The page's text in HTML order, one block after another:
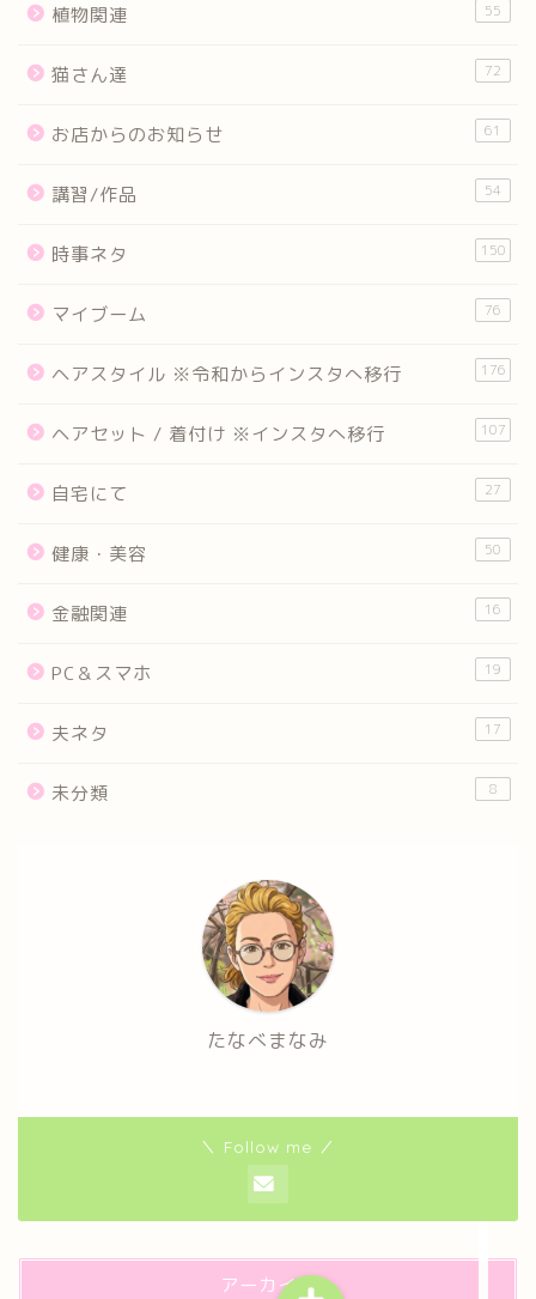
植物関連 55
猫さん達 72
お店からのお知らせ 61
講習/作品 54
時事ネタ 150
マイブーム 76
ヘアスタイル ※令和からインスタへ移行 176
ヘアセット / 着付け ※インスタへ移行 107
自宅にて 27
健康・美容 50
金融関連 16
PC＆スマホ 19
夫ネタ 17
未分類 8
たなべまなみ
＼ Follow me ／
アーカイブ